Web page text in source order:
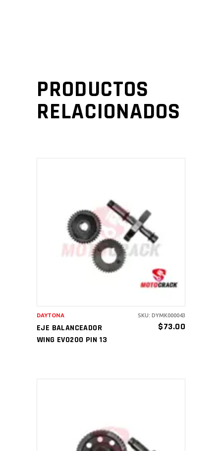
PRODUCTOS
RELACIONADOS
AÑADIR AL CARRITO
EJE BALANCEADOR
WING EVO200 PIN 13
$73.00
DAYTONA SKU: DYMK000043